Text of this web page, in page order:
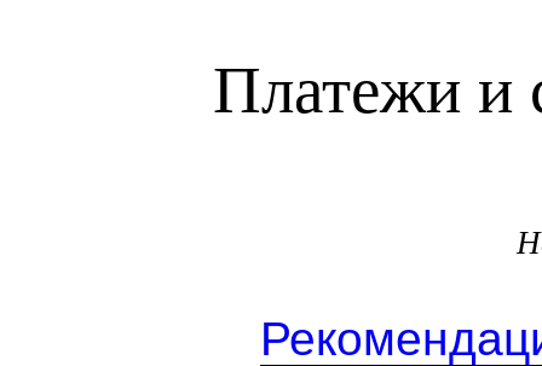
Платежи и